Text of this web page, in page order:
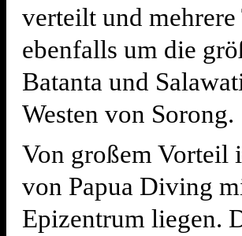
verteilt und
ebenfalls um die
Batanta und
Westen von Sorong.
Von großem Vorteil
von Papua Diving
Epizentrum liegen.